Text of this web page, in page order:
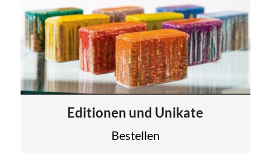
Editionen und Unikate
Bestellen